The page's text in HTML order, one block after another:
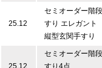
25.12
セミオーダー階
すり エレガント
縦型玄関手すり
25.12
セミオーダー階
すり4点